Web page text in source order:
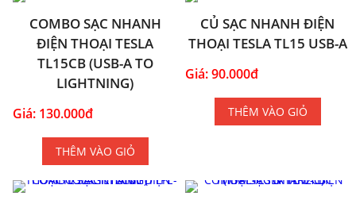
COMBO SẠC NHANH
ĐIỆN THOẠI TESLA
TL15CB (USB-A TO
LIGHTNING)
Giá: 130.000đ
THÊM VÀO GIỎ
CỦ SẠC NHANH ĐIỆN
THOẠI TESLA TL15 USB-A
Giá: 90.000đ
THÊM VÀO GIỎ